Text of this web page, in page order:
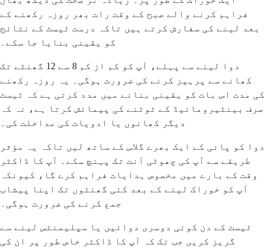
فراہم کرنے والے صبح کے وقت رات بھر روزہ رکھنے کے
بعد لینے کی سفارش کرتے ہیں تاکہ درست ٹیسٹ کے نتائج
کو یقینی بنایا جا سکے۔
دوا لینے سے پہلے، آپ کو کم از کم 8 سے 12 گھنٹے تک
کھانے سے پرہیز کرنے کی ضرورت ہوگی۔ یہ روزہ رکھنے
کی مدت اس بات کو یقینی بنانے میں مدد کرتی ہے کہ ٹیسٹ
صرف بینٹیرومائیڈ کے ٹوٹنے کی پیمائش کرتا ہے، نہ کہ
دیگر کھانوں یا ادویات کی مداخلت کی۔
دوا کو پانی کے ایک بھرے گلاس کے ساتھ لیں تاکہ یہ مؤثر
طریقے سے آپ کی چھوٹی آنت تک پہنچ سکے۔ آپ کا ڈاکٹر
وقت کے بارے میں مخصوص ہدایات فراہم کرے گا، کیونکہ
آپ کو خوراک لینے کے بعد کئی گھنٹوں تک اپنا پیشاب
جمع کرنے کی ضرورت ہوگی۔
ٹیسٹ کے دن کوئی دوسری دوائیں یا سپلیمنٹس لینے سے
گریز کریں جب تک کہ آپ کا ڈاکٹر خاص طور پر ان کی